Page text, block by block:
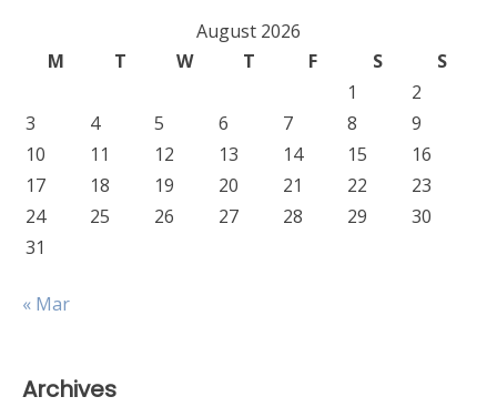
August 2026
M
T W T F S
S
1
2
3
4 5 6 7 8
9
10
11 12 13 14 15
16
17
18 19 20 21 22
23
24
25 26 27 28 29
30
31
« Mar
Archives